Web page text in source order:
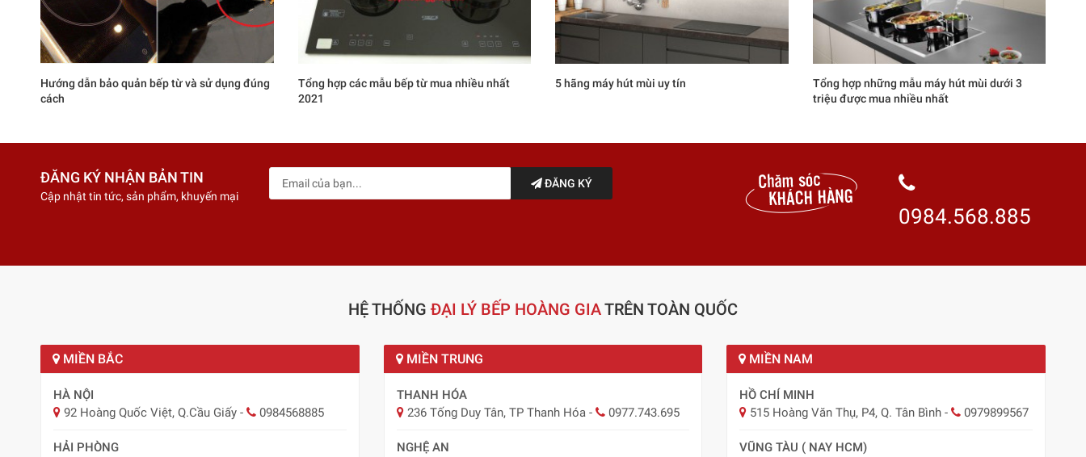
Hướng dẫn bảo quản bếp từ và sử dụng đúng
cách
Tổng hợp các mẫu bếp từ mua nhiều nhất
2021
5 hãng máy hút mùi uy tín
Tổng hợp những mẫu máy hút mùi dưới 3
triệu được mua nhiều nhất
ĐĂNG KÝ NHẬN BẢN TIN
Cập nhật tin tức, sản phẩm, khuyến mại
ĐĂNG KÝ
0984.568.885
HỆ THỐNG ĐẠI LÝ BẾP HOÀNG GIATRÊN TOÀN QUỐC
MIỀN BẮC
HÀ NỘI
92 Hoàng Quốc Việt, Q.Cầu Giấy - 0984568885
HẢI PHÒNG
MIỀN TRUNG
THANH HÓA
236 Tống Duy Tân, TP Thanh Hóa- 0977.743.695
NGHỆ AN
MIỀN NAM
HỒ CHÍ MINH
515 Hoàng Văn Thụ, P4, Q. Tân Bình - 0979899567
VŨNG TÀU ( NAY HCM)